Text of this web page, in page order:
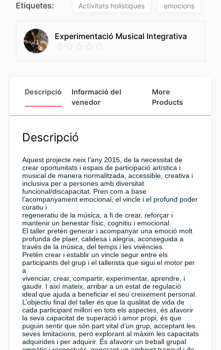
Etiquetes: Activitats holístiques emocions
Experimentació Musical Integrativa
Descripció
Informació del
venedor
More
Products
Descripció
Aquest projecte neix l’any 2015, de la necessitat de
crear oportunitats i espais de participació artística i
musical de manera normalitzada, accessible, creativa i
inclusiva per a persones amb diversitat
funcional/discapacitat. Pren com a base
l’acompanyament emocional, el vincle i el profund poder
curatiu i
regeneratiu de la música, a fi de crear, reforçar i
mantenir un benestar físic, cognitiu i emocional.
El taller pretén generar i acompanyar una emoció molt
profunda de plaer, calidesa i alegria, aconseguida a
través de la música, del temps i les vivències.
Pretén crear i establir un vincle segur entre els
participants del grup i el tallerista que sigui el motor per
a
vivenciar, crear, compartir, experimentar, aprendre, i
gaudir. I així mateix, arribar a un estat de regulació
ideal que ajuda a beneficiar el seu creixement personal.
L’objectiu final del taller és que la qualitat de vida de
cada participant millori en tots els aspectes, és afavorir
la seva capacitat de superació i amor propi, és que
puguin sentir que són part vital d’un grup, acceptant les
seves limitacions, però explorant al màxim les capacitats
adquirides i per adquirir. És afavorir un treball grupal